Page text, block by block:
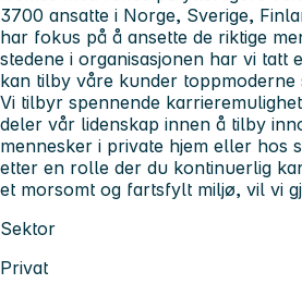
3700 ansatte i Norge, Sverige,
har fokus på å ansette de riktige
stedene i organisasjonen har vi tatt
kan tilby våre kunder toppmoderne
Vi tilbyr spennende
deler vår lidenskap innen å tilby
mennesker i private hjem eller hos
etter en rolle der du kontinuerlig
et morsomt og fartsfylt miljø, vil vi
Sektor
Privat